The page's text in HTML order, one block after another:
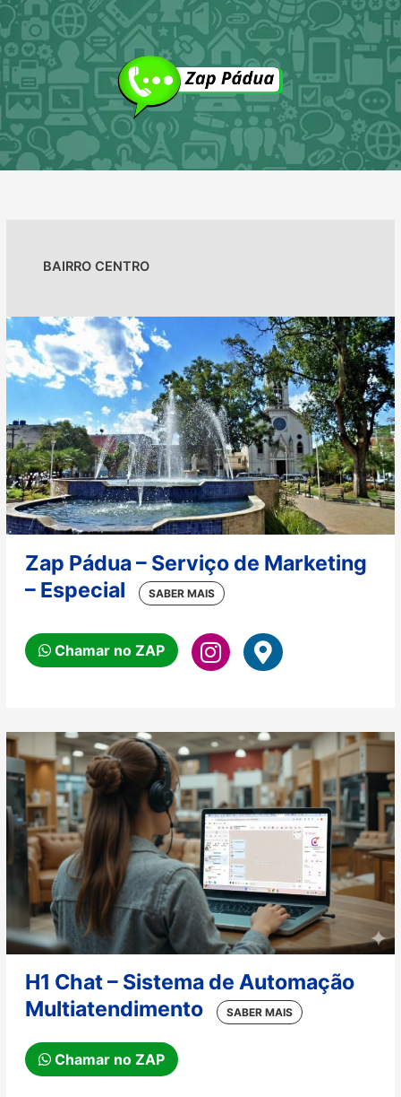
Ir
para
o
conteúdo
BAIRRO CENTRO
Zap Pádua – Serviço de Marketing
– Especial
Chamar no ZAP
H1 Chat – Sistema de Automação
Multiatendimento
Chamar no ZAP